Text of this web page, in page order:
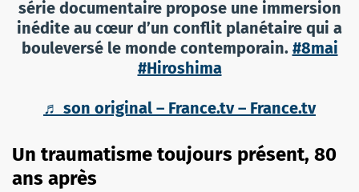
série documentaire propose une immersion
inédite au cœur d’un conflit planétaire qui a
bouleversé le monde contemporain. #8mai
#Hiroshima
♬ son original – France.tv – France.tv
Un traumatisme toujours présent, 80
ans après